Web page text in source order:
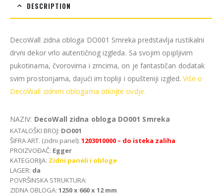
DESCRIPTION
DecoWall zidna obloga DO001 Smreka predstavlja rustikalni
drvni dekor vrlo autentičnog izgleda. Sa svojim opipljivim
pukotinama, čvorovima i zrncima, on je fantastičan dodatak
svim prostorijama, dajući im topliji i opušteniji izgled.Više o
DecoWall zidnim oblogama otkrijte ovdje.
NAZIV: DecoWall zidna obloga DO001 Smreka
KATALOŠKI BROJ: DO001
ŠIFRA ART. (zidni panel): 1203010000 – do isteka zaliha
PROIZVOĐAČ: Egger
KATEGORIJA: Zidni paneli i obloge
LAGER: da
POVRŠINSKA STRUKTURA:
ZIDNA OBLOGA: 1250 x 660 x 12 mm